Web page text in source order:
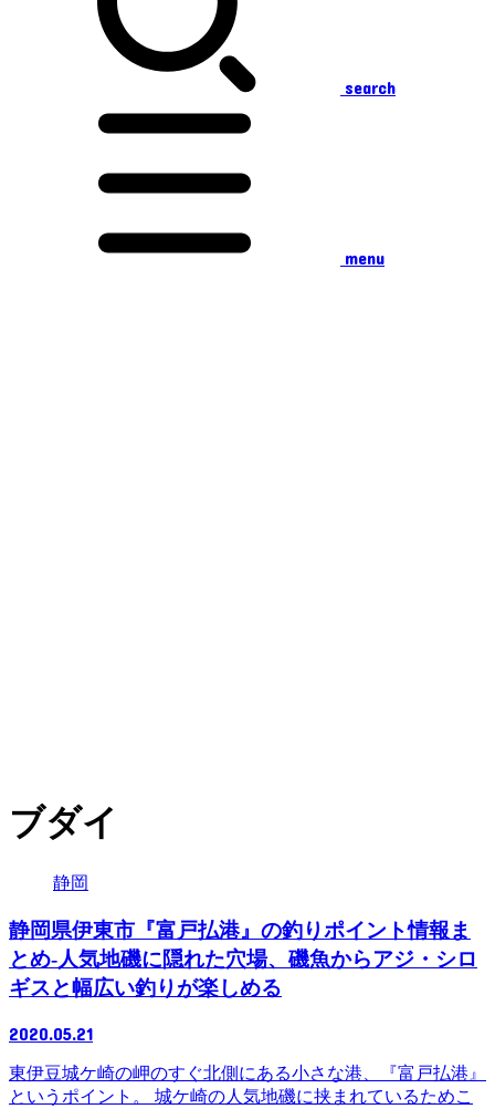
search
menu
ブダイ
静岡
静岡県伊東市『富戸払港』の釣りポイント情報ま
とめ-人気地磯に隠れた穴場、磯魚からアジ・シロ
ギスと幅広い釣りが楽しめる
2020.05.21
東伊豆城ケ崎の岬のすぐ北側にある小さな港、『富戸払港』
というポイント。 城ケ崎の人気地磯に挟まれているためこ